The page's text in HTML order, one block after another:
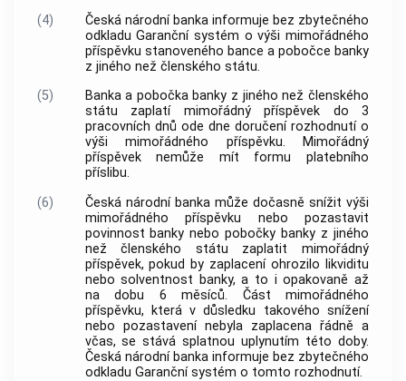
(4)
Česká národní banka informuje bez zbytečného
odkladu Garanční systém o výši mimořádného
příspěvku stanoveného bance a pobočce banky
z jiného než členského státu.
(5)
Banka a pobočka banky z jiného než členského
státu zaplatí mimořádný příspěvek do 3
pracovních dnů ode dne doručení rozhodnutí o
výši mimořádného příspěvku. Mimořádný
příspěvek nemůže mít formu platebního
příslibu.
(6)
Česká národní banka může dočasně snížit výši
mimořádného příspěvku nebo pozastavit
povinnost banky nebo pobočky banky z jiného
než členského státu zaplatit mimořádný
příspěvek, pokud by zaplacení ohrozilo likviditu
nebo solventnost banky, a to i opakovaně až
na dobu 6 měsíců. Část mimořádného
příspěvku, která v důsledku takového snížení
nebo pozastavení nebyla zaplacena řádně a
včas, se stává splatnou uplynutím této doby.
Česká národní banka informuje bez zbytečného
odkladu Garanční systém o tomto rozhodnutí.